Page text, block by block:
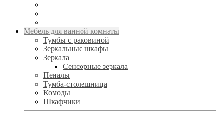
Мебель для ванной комнаты
Тумбы с раковиной
Зеркальные шкафы
Зеркала
Сенсорные зеркала
Пеналы
Тумба-столешница
Комоды
Шкафчики